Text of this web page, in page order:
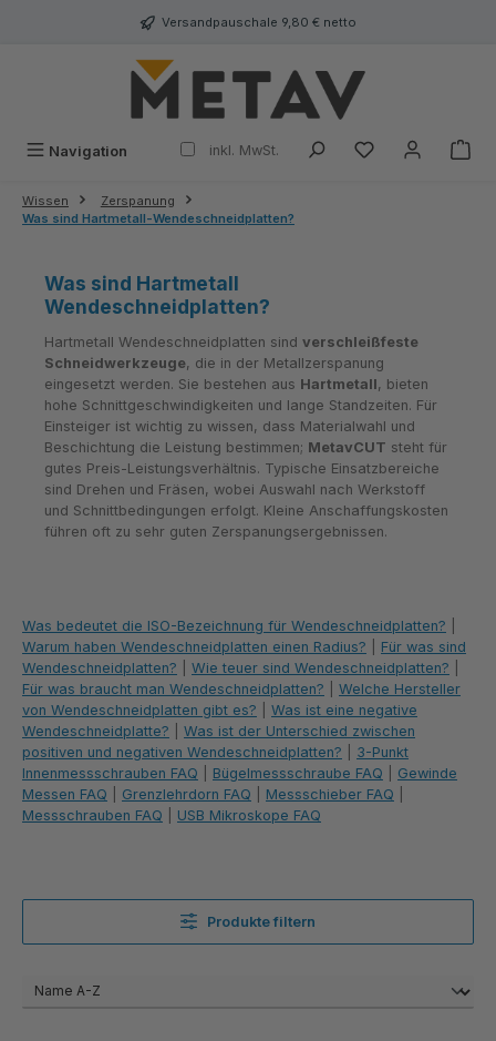
Versandpauschale 9,80 € netto
Navigation inkl. MwSt.
Wissen
Zerspanung
Was sind Hartmetall-Wendeschneidplatten?
Was sind Hartmetall
Wendeschneidplatten?
Hartmetall Wendeschneidplatten sind verschleißfeste
Schneidwerkzeuge, die in der Metallzerspanung
eingesetzt werden. Sie bestehen aus Hartmetall, bieten
hohe Schnittgeschwindigkeiten und lange Standzeiten. Für
Einsteiger ist wichtig zu wissen, dass Materialwahl und
Beschichtung die Leistung bestimmen; MetavCUT steht für
gutes Preis-Leistungsverhältnis. Typische Einsatzbereiche
sind Drehen und Fräsen, wobei Auswahl nach Werkstoff
und Schnittbedingungen erfolgt. Kleine Anschaffungskosten
führen oft zu sehr guten Zerspanungsergebnissen.
Was bedeutet die ISO-Bezeichnung für Wendeschneidplatten?
Warum haben Wendeschneidplatten einen Radius?
Für was sind
Wendeschneidplatten?
Wie teuer sind Wendeschneidplatten?
Für was braucht man Wendeschneidplatten?
Welche Hersteller
von Wendeschneidplatten gibt es?
Was ist eine negative
Wendeschneidplatte?
Was ist der Unterschied zwischen
positiven und negativen Wendeschneidplatten?
3-Punkt
Innenmessschrauben FAQ
Bügelmessschraube FAQ
Gewinde
Messen FAQ
Grenzlehrdorn FAQ Messschieber FAQ
Messschrauben FAQ
USB Mikroskope FAQ
Produkte filtern